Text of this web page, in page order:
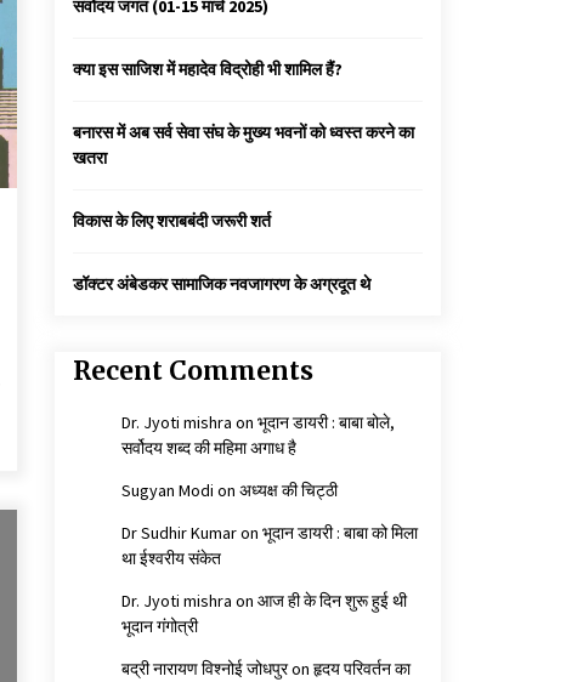
कैसे बचायें बच्चों का मन?
सर्वोदय जगत (01-15 मार्च 2025)
क्या इस साजिश में महादेव विद्रोही भी शामिल हैं?
बनारस में अब सर्व सेवा संघ के मुख्य भवनों को ध्वस्त करने का
खतरा
विकास के लिए शराबबंदी जरूरी शर्त
डॉक्टर अंबेडकर सामाजिक नवजागरण के अग्रदूत थे
Recent Comments
Dr. Jyoti mishra on भूदान डायरी : बाबा बोले,
सर्वोदय शब्द की महिमा अगाध है
Sugyan Modi on अध्यक्ष की चिट्ठी
Dr Sudhir Kumaron भूदान डायरी : बाबा को मिला
था ईश्वरीय संकेत
Dr. Jyoti mishra on आज ही के दिन शुरू हुई थी
भूदान गंगोत्री
बद्री नारायण विश्नोई जोधपुरon हृदय परिवर्तन का